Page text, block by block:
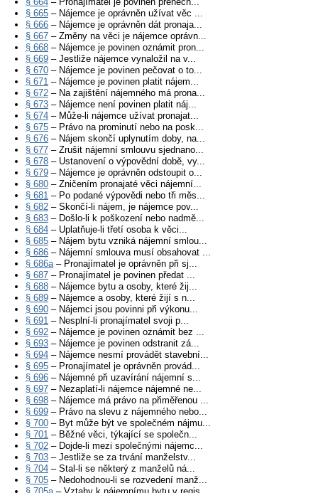
§ 665 – Nájemce je oprávněn užívat věc ...
§ 666 – Nájemce je oprávněn dát pronaja...
§ 667 – Změny na věci je nájemce oprávn...
§ 668 – Nájemce je povinen oznámit pron...
§ 669 – Jestliže nájemce vynaložil na v...
§ 670 – Nájemce je povinen pečovat o to...
§ 671 – Nájemce je povinen platit nájem...
§ 672 – Na zajištění nájemného má prona...
§ 673 – Nájemce není povinen platit náj...
§ 674 – Může-li nájemce užívat pronajat...
§ 675 – Právo na prominutí nebo na posk...
§ 676 – Nájem skončí uplynutím doby, na...
§ 677 – Zrušit nájemní smlouvu sjednano...
§ 678 – Ustanovení o výpovědní době, vy...
§ 679 – Nájemce je oprávněn odstoupit o...
§ 680 – Zničením pronajaté věci nájemní...
§ 681 – Po podané výpovědi nebo tři měs...
§ 682 – Skončí-li nájem, je nájemce pov...
§ 683 – Došlo-li k poškození nebo nadmě...
§ 684 – Uplatňuje-li třetí osoba k věci...
§ 685 – Nájem bytu vzniká nájemní smlou...
§ 686 – Nájemní smlouva musí obsahovat ...
§ 686a– Pronajímatel je oprávněn při sj...
§ 687 – Pronajímatel je povinen předat ...
§ 688 – Nájemce bytu a osoby, které žij...
§ 689 – Nájemce a osoby, které žijí s n...
§ 690 – Nájemci jsou povinni při výkonu...
§ 691 – Nesplní-li pronajímatel svoji p...
§ 692 – Nájemce je povinen oznámit bez ...
§ 693 – Nájemce je povinen odstranit zá...
§ 694 – Nájemce nesmí provádět stavební...
§ 695 – Pronajímatel je oprávněn provád...
§ 696 – Nájemné při uzavírání nájemní s...
§ 697 – Nezaplatí-li nájemce nájemné ne...
§ 698 – Nájemce má právo na přiměřenou ...
§ 699 – Právo na slevu z nájemného nebo...
§ 700 – Byt může být ve společném nájmu...
§ 701 – Běžné věci, týkající se společn...
§ 702 – Dojde-li mezi společnými nájemc...
§ 703 – Jestliže se za trvání manželstv...
§ 704 – Stal-li se některý z manželů ná...
§ 705 – Nedohodnou-li se rozvedení manž...